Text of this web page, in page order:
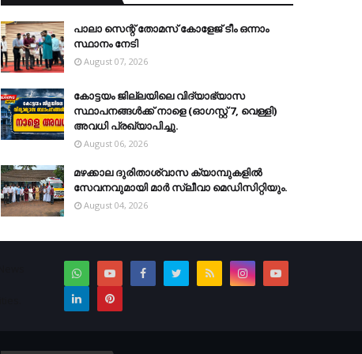
പാലാ സെന്റ് തോമസ് കോളേജ് ടീം ഒന്നാം
സ്ഥാനം നേടി
August 07, 2026
കോട്ടയം ജില്ലയിലെ വിദ്യാഭ്യാസ
സ്ഥാപനങ്ങള്‍ക്ക് നാളെ (ഓഗസ്റ്റ് 7, വെള്ളി)
അവധി പ്രഖ്യാപിച്ചു.
August 06, 2026
മഴക്കാല ദുരിതാശ്വാസ ക്യാമ്പുകളിൽ
സേവനവുമായി മാർ സ്ലീവാ മെഡിസിറ്റിയും.
August 04, 2026